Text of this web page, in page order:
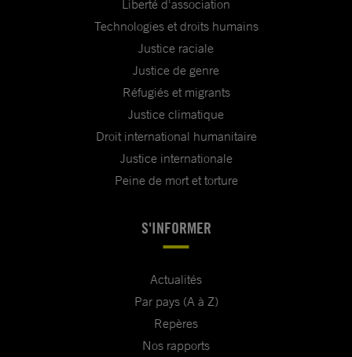
Liberté d'association
Technologies et droits humains
Justice raciale
Justice de genre
Réfugiés et migrants
Justice climatique
Droit international humanitaire
Justice internationale
Peine de mort et torture
S'INFORMER
Actualités
Par pays (A à Z)
Repères
Nos rapports